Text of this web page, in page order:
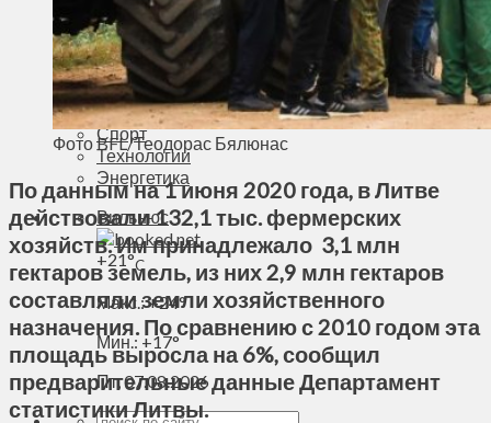
Выборы
Агроновости
Едим дома
Ищу семью
Духовное пространство
Спорт
Технологии
Энергетика
Вильнюс
+21°C
Макс.:+24°
Мин.:+17°
Пт, 07.08.2026
Фото BFL/Теодорас Бялюнас
По данным на 1 июня 2020 года, в Литве
действовали 132,1 тыс. фермерских
хозяйств. Им принадлежало 3,1 млн
гектаров земель, из них 2,9 млн гектаров
составляли земли хозяйственного
назначения. По сравнению с 2010 годом эта
площадь выросла на 6%, сообщил
предварительные данные Департамент
статистики Литвы.